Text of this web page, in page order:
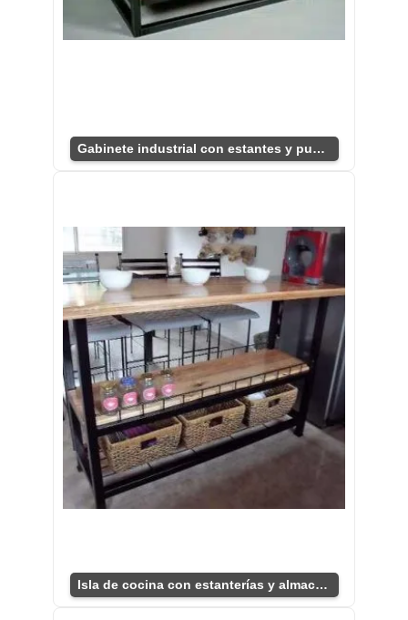
Gabinete industrial con estantes y puertas únicas
Isla de cocina con estanterías y almacenamiento